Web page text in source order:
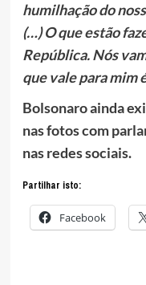
humilhação do
(…) O que estão
República. Nós
que vale para mim
Bolsonaro ainda
nas fotos com
nas redes sociais.
Partilhar isto:
Facebook